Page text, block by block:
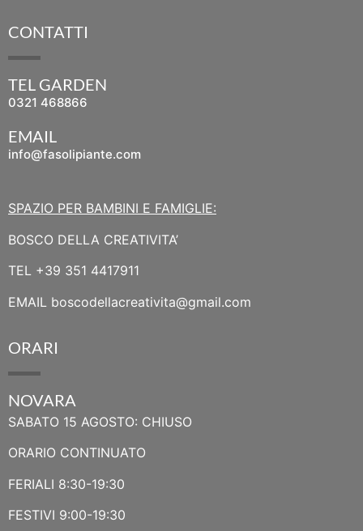
CONTATTI
TEL GARDEN
0321 468866
EMAIL
info@fasolipiante.com
SPAZIO PER BAMBINI E FAMIGLIE:
BOSCO DELLA CREATIVITA’
TEL +39 351 4417911
EMAIL boscodellacreativita@gmail.com
ORARI
NOVARA
SABATO 15 AGOSTO: CHIUSO
ORARIO CONTINUATO
FERIALI 8:30-19:30
FESTIVI 9:00-19:30